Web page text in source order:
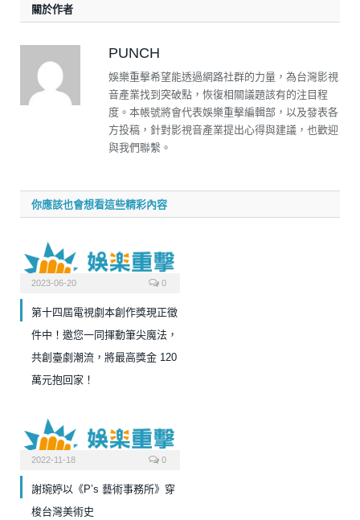
關於作者
PUNCH
娛樂重擊希望能透過網路社群的力量，為台灣影視
音產業找到突破點，恢復相關議題該有的注目程
度。本帳號將會代表娛樂重擊編輯部，以及發表各
方投稿，針對影視音產業提出心得與建議，也歡迎
與我們聯繫。
你應該也會想看這些精彩內容
2023-06-20 0
第十四屆電視劇本創作獎現正徵
件中！邀您一同揮動筆尖魔法，
共創臺劇潮流，將最高獎金 120
萬元抱回家！
2022-11-18 0
謝琬婷以《P’s 藝術事務所》穿
梭台灣美術史